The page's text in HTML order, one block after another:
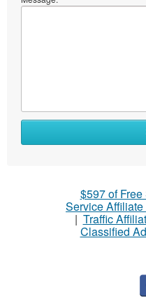
What
$597 of
Service
| Traffic
Classified